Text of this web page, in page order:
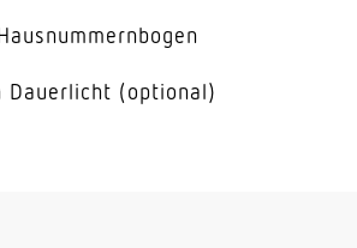
Dauerlicht (optional)